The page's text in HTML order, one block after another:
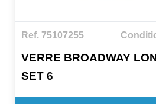
Ref. 75107255
VERRE BROADWAY
SET 6